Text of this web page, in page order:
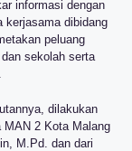
informasi dengan
kerjasama dibidang
peluang
sekolah serta
dilakukan
MAN 2 Kota Malang
M.Pd. dan dari